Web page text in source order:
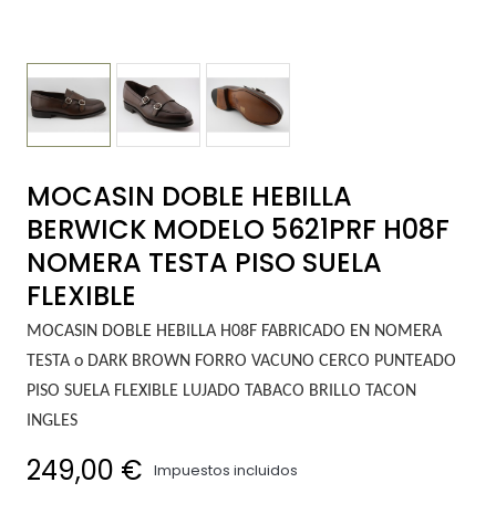
MOCASIN DOBLE HEBILLA
BERWICK MODELO 5621PRF H08F
NOMERA TESTA PISO SUELA
FLEXIBLE
MOCASIN DOBLE HEBILLA H08F FABRICADO EN NOMERA
TESTA o DARK BROWN FORRO VACUNO CERCO PUNTEADO
PISO SUELA FLEXIBLE LUJADO TABACO BRILLO TACON
INGLES
249,00 € Impuestos incluidos